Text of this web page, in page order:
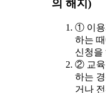
의 해지)
① 이용
하는
신청을
② 교육
하는
거나